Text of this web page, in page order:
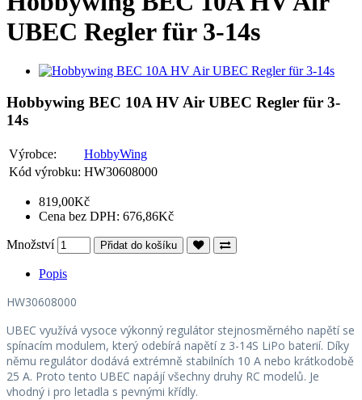
UBEC Regler für 3-14s
Hobbywing BEC 10A HV Air UBEC Regler für 3-
14s
Výrobce:
HobbyWing
Kód výrobku: HW30608000
819,00Kč
Cena bez DPH: 676,86Kč
Množství Přidat do košíku
Popis
HW30608000
UBEC využívá vysoce výkonný regulátor stejnosměrného napětí se
spínacím modulem, který odebírá napětí z 3-14S LiPo baterií. Díky
němu regulátor dodává extrémně stabilních 10 A nebo krátkodobě
25 A. Proto tento UBEC napájí všechny druhy RC modelů. Je
vhodný i pro letadla s pevnými křídly.